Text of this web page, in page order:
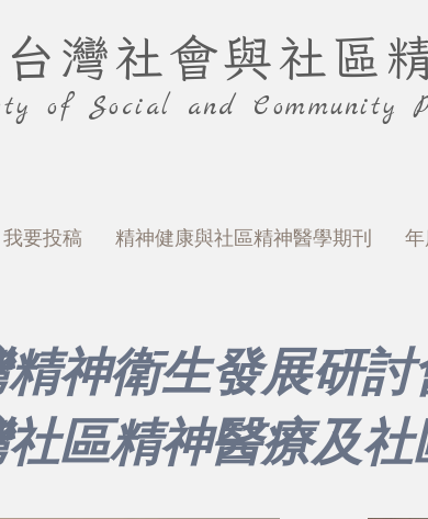
灣社會與社區
of Social and Community
我要投稿 精神健康與社區精神醫學期刊
精神衛生發展研討
社區精神醫療及